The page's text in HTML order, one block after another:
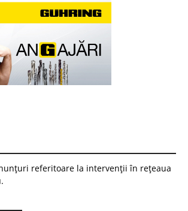
referitoare la intervenții în rețeaua